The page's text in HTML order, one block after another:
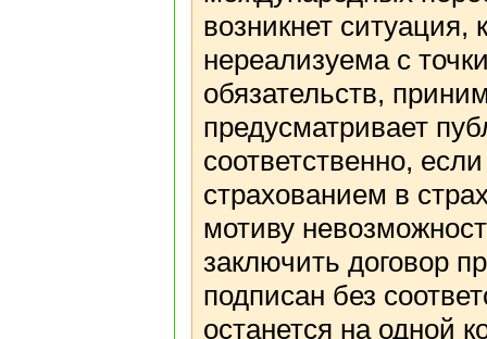
возникнет ситуация,
нереализуема с
обязательств,
предусматривает
соответственно,
страхованием в
мотиву
заключить договор
подписан без
останется на одной